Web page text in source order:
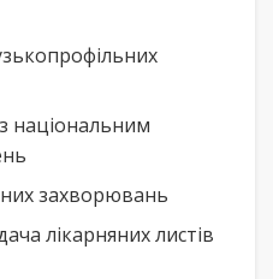
національним
захворювань
лікарняних листів